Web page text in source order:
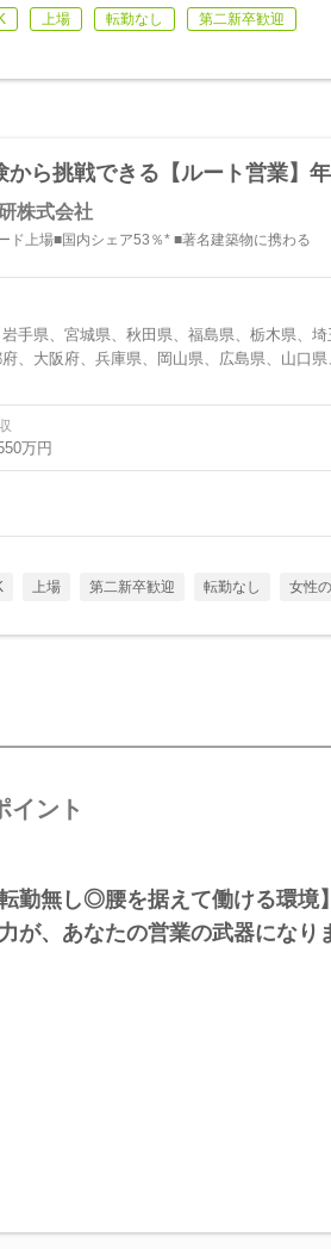
上場 転勤なし 第二新卒歓迎
から挑戦できる【ルート営業】
株式会社
ド上場■国内シェア53％* ■著名建築物に携わる
手県、宮城県、秋田県、福島県、栃木県、
、大阪府、兵庫県、岡山県、広島県、山口
万円
上場 第二新卒歓迎 転勤なし 女性
イント
転勤無し◎腰を据えて働ける環境
が、あなたの営業の武器になり